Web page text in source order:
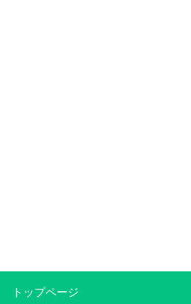
トップページ